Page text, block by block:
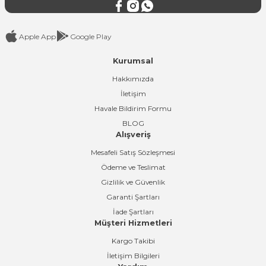
Apple App Google Play
Kurumsal
Hakkımızda
İletişim
Havale Bildirim Formu
BLOG
Alışveriş
Mesafeli Satış Sözleşmesi
Ödeme ve Teslimat
Gizlilik ve Güvenlik
Garanti Şartları
İade Şartları
Müşteri Hizmetleri
Kargo Takibi
İletişim Bilgileri